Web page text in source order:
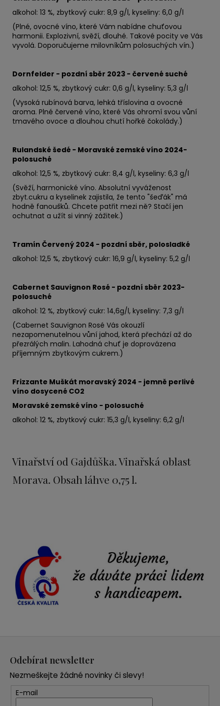
alkohol: 13 %, zbytkový cukr: 8,9 g/l, kyseliny: 6,0 g/l
(Plné, ovocné víno, které Vám nabídne chuťovou
harmonii. Explozivní, svěží, dlouhé. Takové pocity ve Vás
vyvolá. Doporučujeme milovníkům polosuchých vín.)
Dornfelder - pozdní sběr 2023 - červené suché
alkohol: 12,5 %, zbytkový cukr: 0,6 g/l, kyseliny: 5,3 g/l
(Vysoká rubínová barva, lehká tříslovina a ovocné
aroma. Plné červené víno, které Vás ohromí svou vůní
tmavého ovoce a dlouhou chutí hořké čokolády.)
Rulandské šedé - Moravské zemské víno 2024-
polosuché
alkohol: 12,5 %, zbytkový cukr: 8,4 g/l, kyseliny: 6,3 g/l
(Svěží, harmonické víno. Absolutní vyváženost
zbyt.cukru a kyselinek zajistila, že tento "šeďák" má
hodně fanoušků. Chcete patřit mezi ně? Stačí jen
ochutnat a užít si vinný zážitek.)
Tramín Červený 2024 - pozdní sběr, polosladké
alkohol: 12,5 %, zbytkový cukr: 16,9 g/l, kyseliny: 5,2 g/l
Cabernet Sauvignon Rosé - pozdní sběr 2023-
polosuché
alkohol: 12 %, zbytkový cukr: 14,6g/l, kyseliny: 7,3 g/l
(Cabernet Sauvignon Rosé Vás okouzlí
nezapomenutelnou vůní jahod, která přechází až do
přezrálých malin. Lahodná chuť je doprovázena
příjemným zbytkovým cukrem.)
Frizzante Muškát moravský 2024 - jemně perlivé
víno dosycené CO2
Moravské zemské víno - polosuché
alkohol: 12 %, zbytkový cukr: 15,3 g/l, kyseliny: 6,2 g/l
Vinařství od Gajdůška. Vinařská oblast
Morava. Obsah láhve 0,75 l.
Odebírat newsletter
Nezmeškejte žádné novinky či slevy!
E-mail